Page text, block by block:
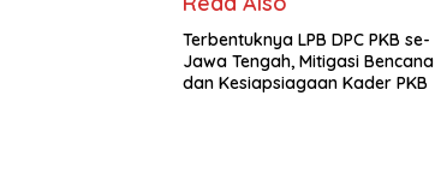
Terbentuknya LPB DPC PKB se-
Jawa Tengah, Mitigasi Bencana
dan Kesiapsiagaan Kader PKB